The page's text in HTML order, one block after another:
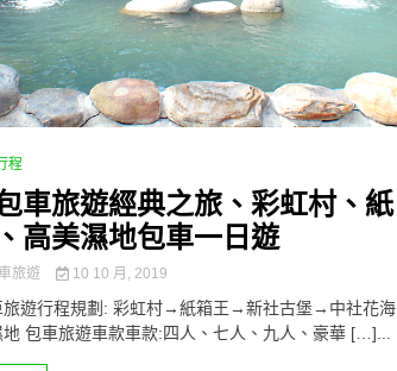
程
車旅遊經典之旅、彩虹村、紙
高美濕地包車一日遊
旅遊 10 10 月, 2019
旅遊行程規劃: 彩虹村→紙箱王→新社古堡→中社花海
包車旅遊車款車款:四人、七人、九人、豪華 […]...